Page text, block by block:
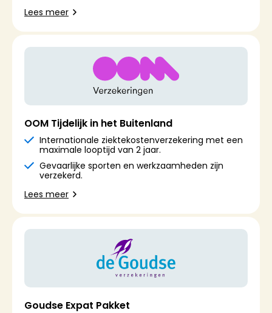
Lees meer
OOM Tijdelijk in het Buitenland
Internationale ziektekostenverzekering met een
maximale looptijd van 2 jaar.
Gevaarlijke sporten en werkzaamheden zijn
verzekerd.
Lees meer
Goudse Expat Pakket